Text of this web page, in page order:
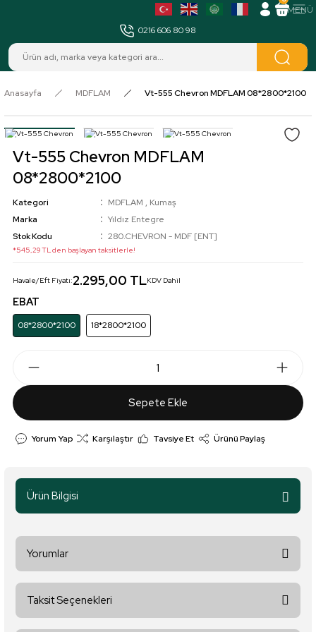
0216 606 80 98
Anasayfa MDFLAM Vt-555 Chevron MDFLAM 08*2800*2100
Vt-555 Chevron MDFLAM
08*2800*2100
Kategori MDFLAM , Kumaş
Marka
Yıldız Entegre
Stok Kodu
280.CHEVRON - MDF [ENT]
*545,29 TL den başlayan taksitlerle!
Havale/Eft Fiyatı:2.295,00 TLKDV Dahil
EBAT
08*2800*2100 18*2800*2100
Sepete Ekle
Yorum Yap Karşılaştır Tavsiye Et Ürünü Paylaş
Ürün Bilgisi
Yorumlar
Taksit Seçenekleri